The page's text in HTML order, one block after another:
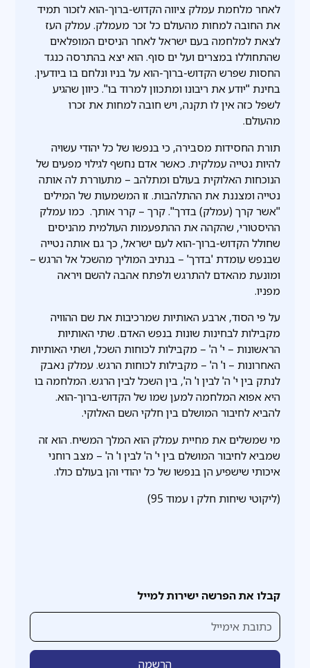
קבלו את הפרשה ישירות למייל
לאחר מלחמת עמלק ציווה הקדוש-ברוך-הוא לזכור תמיד
את החובה למחות מהעולם כל זכר מעמלק. עמלק העז
לצאת למלחמה בעם ישראל לאחר הניסים המופלאים
שהתחוללו במצרים ועל ים סוף. הוא יצא בהתרסה כנגד
החסות שפרש הקדוש-ברוך-הוא על בניו ונלחם בו ביודעין.
בחינת "יודע את ריבונו ומתכוון למרוד בו". כיוון שהגיע
לשפל כזה אין לו תקנה, ויש חובה למחות את זכרו
מהעולם.
תורת החסידות מסבירה, כי בנפשו של כל יהודי עשויה
להיות נטייה עמלקית. כאשר אדם נחשף לגילוי מפעים של
הנוכחות האלוקית בעולם ומתלהב – מתעוררת לה אותה
נטייה ומצננת את ההתלהבות. זו המשמעות של המילים
"אשר קרך (עמלק) בדרך". קרך – קרר אותך. כמו עמלק
ההיסטורי, שהקהה את ההתפעמות העולמית מהניסים
שחולל הקדוש-ברוך-הוא לעם ישראל, כך גם אותה נטייה
שבנפש עומדת 'בדרך' – בנתיב המוליך מהשכל אל הרגש –
ומונעת מהאדם להתרגש ולפתח אהבה להשם ויראה
מפניו.
על פי הסוד, ארבע האותיות שמרכיבות את שם ההוויה
מקבילות לבחינות שונות בנפש האדם. שתי האותיות
הראשונות – י' ה' – מקבילות לכוחות השכל, ושתי האותיות
האחרונות – ו' ה' – מקבילות לכוחות הרגש. עמלק נאבק
לנתק בין י' ה' לבין ו' ה', בין השכל לבין הרגש. המלחמה בו
היא אפוא המלחמה למען שמו של הקדוש-ברוך-הוא.
להביא לחיבור המושלם בין חלקי השם האלוקי.
מי שמשלים את מחיית עמלק הוא המלך המשיח. הוא זה
שמביא לחיבור המושלם בין י' ה' לבין ו' ה' – מצב רוחני
איכותי שישפיע הן בנפשו של כל יהודי והן בעולם כולו.
(ליקוטי שיחות חלק ו עמוד 95)